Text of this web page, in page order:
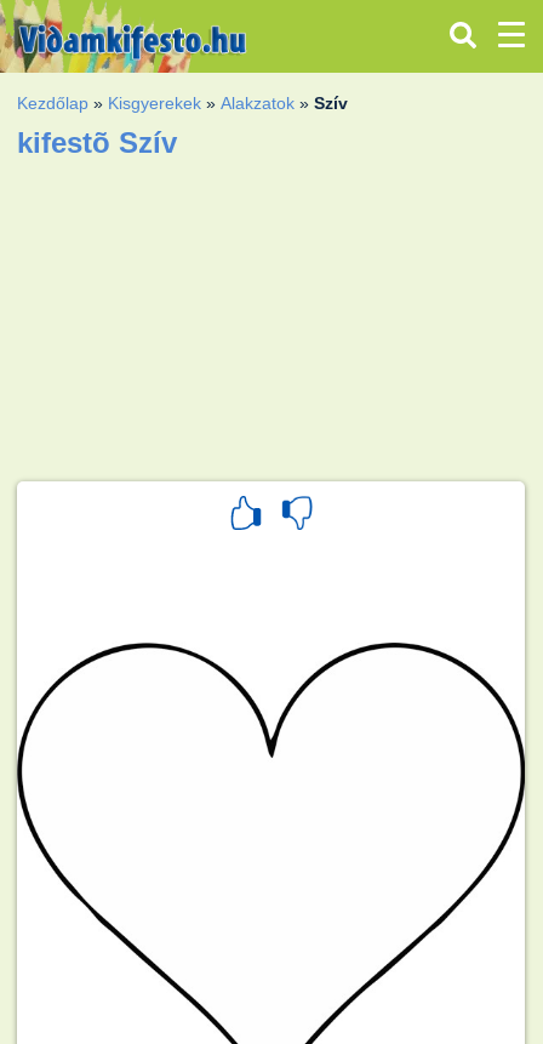
Kezdőlap » Kisgyerekek »Alakzatok »Szív
kifestõ Szív